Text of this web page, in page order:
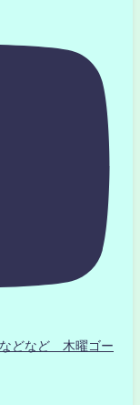
どなど 木曜ゴー